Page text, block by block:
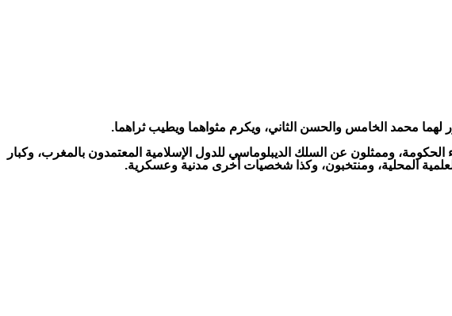
محمد الخامس والحسن الثاني، ويكرم مثواهما ويطيب ثراهما.
وممثلون عن السلك الديبلوماسي للدول الإسلامية المعتمدون بالمغرب، وكبار
المحلية، ومنتخبون، وكذا شخصيات أخرى مدنية وعسكرية.